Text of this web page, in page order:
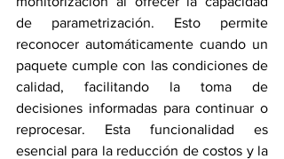
de parametrización. Esto permite
reconocer automáticamente cuando un
paquete cumple con las condiciones de
calidad, facilitando la toma de
decisiones informadas para continuar o
reprocesar. Esta funcionalidad es
esencial para la reducción de costos y la